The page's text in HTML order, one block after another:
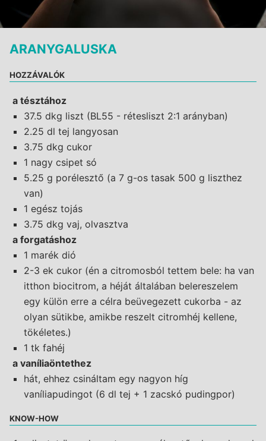
ARANYGALUSKA
HOZZÁVALÓK
a tésztához
37.5 dkg liszt (BL55 - rétesliszt 2:1 arányban)
2.25 dl tej langyosan
3.75 dkg cukor
1 nagy csipet só
5.25 g porélesztő (a 7 g-os tasak 500 g liszthez
van)
1 egész tojás
3.75 dkg vaj, olvasztva
a forgatáshoz
1 marék dió
2-3 ek cukor (én a citromosból tettem bele: ha van
itthon biocitrom, a héját általában belereszelem
egy külön erre a célra beüvegezett cukorba - az
olyan sütikbe, amikbe reszelt citromhéj kellene,
tökéletes.)
1 tk fahéj
a vaníliaöntethez
hát, ehhez csináltam egy nagyon híg
vaníliapudingot (6 dl tej + 1 zacskó pudingpor)
KNOW-HOW